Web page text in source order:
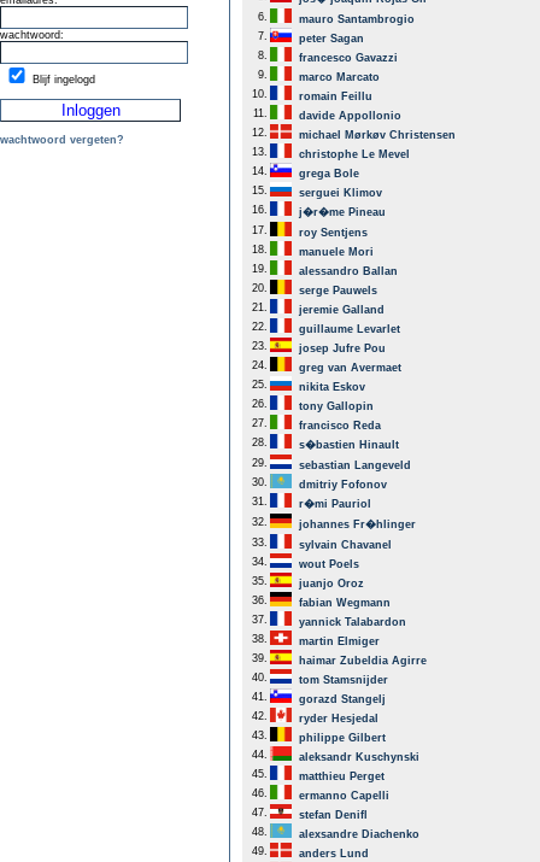
wachtwoord:
Blijf ingelogd
wachtwoord vergeten?
6.
mauro Santambrogio
7.
peter Sagan
8.
francesco Gavazzi
9.
marco Marcato
10.
romain Feillu
11.
davide Appollonio
12.
michael Mørkøv Christensen
13.
christophe Le Mevel
14.
grega Bole
15.
serguei Klimov
16.
j�r�me Pineau
17.
roy Sentjens
18.
manuele Mori
19.
alessandro Ballan
20.
serge Pauwels
21.
jeremie Galland
22.
guillaume Levarlet
23.
josep Jufre Pou
24.
greg van Avermaet
25.
nikita Eskov
26.
tony Gallopin
27.
francisco Reda
28.
s�bastien Hinault
29.
sebastian Langeveld
30.
dmitriy Fofonov
31.
r�mi Pauriol
32.
johannes Fr�hlinger
33.
sylvain Chavanel
34.
wout Poels
35.
juanjo Oroz
36.
fabian Wegmann
37.
yannick Talabardon
38.
martin Elmiger
39.
haimar Zubeldia Agirre
40.
tom Stamsnijder
41.
gorazd Stangelj
42.
ryder Hesjedal
43.
philippe Gilbert
44.
aleksandr Kuschynski
45.
matthieu Perget
46.
ermanno Capelli
47.
stefan Denifl
48.
alexsandre Diachenko
49.
anders Lund